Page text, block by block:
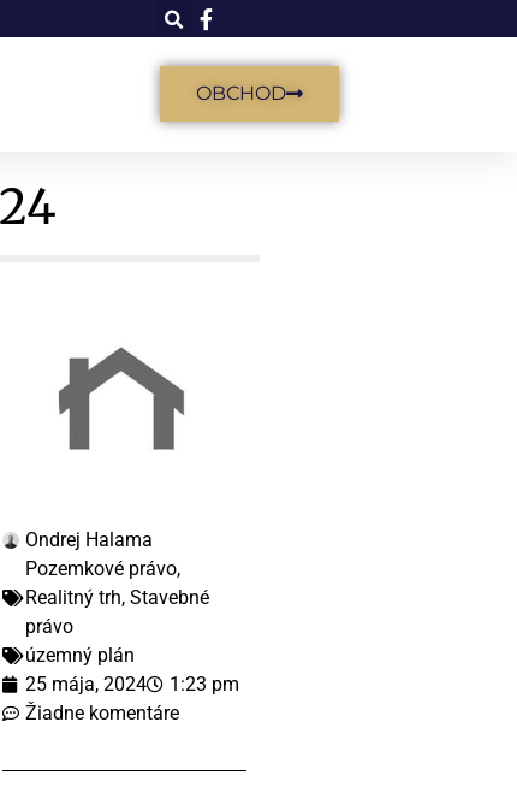
OBCHOD
Ondrej Halama
Pozemkové právo,
Realitný trh, Stavebné
právo
územný plán
25 mája, 2024
1:23 pm
Žiadne komentáre